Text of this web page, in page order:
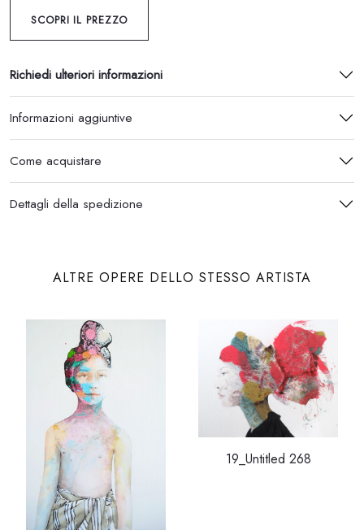
SCOPRI IL PREZZO
Richiedi ulteriori informazioni
Informazioni aggiuntive
Come acquistare
Dettagli della spedizione
ALTRE OPERE DELLO STESSO ARTISTA
19_Untitled 268